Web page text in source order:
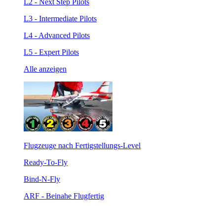
L2 - Next Step Pilots
L3 - Intermediate Pilots
L4 - Advanced Pilots
L5 - Expert Pilots
Alle anzeigen
Flugzeuge nach Fertigstellungs-Level
Ready-To-Fly
Bind-N-Fly
ARF - Beinahe Flugfertig